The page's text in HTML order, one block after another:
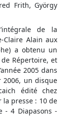
Frith, György
de la
Claire Alain aux
a obtenu un
Répertoire, et
2005 dans
2006, un disque
édité chez
la presse : 10 de
- 4 Diapasons -